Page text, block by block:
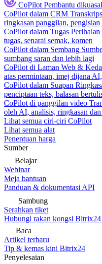
CoPilot Pembantu
CoPilot dalam CRM
ringkasan panggilan,
CoPilot dalam Tugas
tugas, senarai semak, komen
CoPilot dalam Sembang
sumbang saran dan lebih lagi
CoPilot di Laman Web &
atas permintaan, imej dijana
CoPilot dalam Suapan
penciptaan teks, balasan
CoPilot di panggilan video
oleh AI, analisis, ringkasan dan
Lihat semua ciri-ciri CoPilot
Lihat semua alat
Penentuan harga
Sumber
Belajar
Webinar
Meja bantuan
Panduan & dokumentasi API
Sambung
Serahkan tiket
Hubungi rakan kongsi Bitrix24
Baca
Artikel terbaru
Tip & kemas kini Bitrix24
Penyelesaian